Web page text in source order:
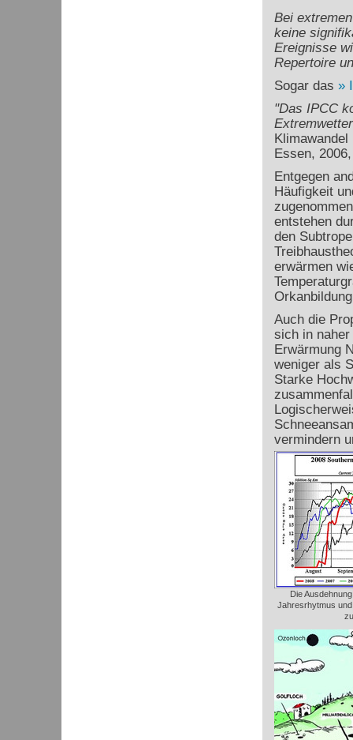
Bei
keine
Ereignisse
Repertoire
Sogar das
"Das IPCC
Essen,
Entgegen
Häufigkeit
entstehen
den
erwärmen
Auch die
sich in
Erwärmung
weniger als
Starke
vermindern
Die
Jahresrhytmus